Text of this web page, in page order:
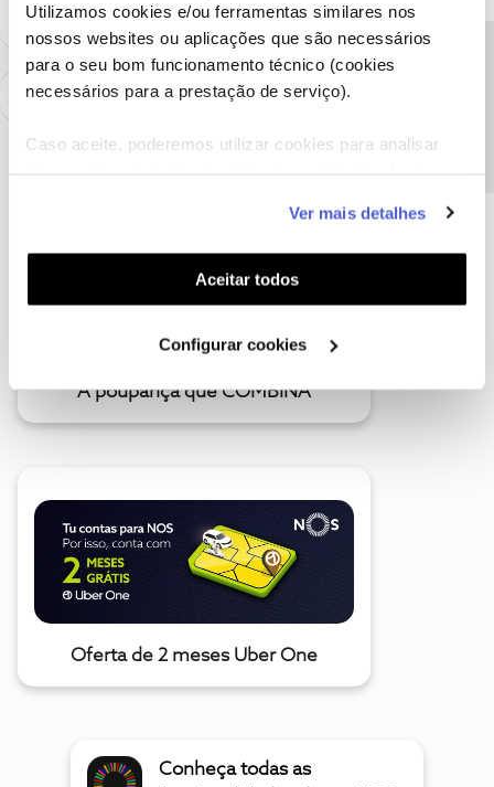
Utilizamos cookies e/ou ferramentas similares nos
nossos websites ou aplicações que são necessários
para o seu bom funcionamento técnico (cookies
necessários para a prestação de serviço).
Caso aceite, poderemos utilizar cookies para analisar
funcionalidades (cookies de personalização e
funcionalidade) e adaptar anúncios aos seus interesses
(cookies de publicidade personalizada). Pode gerir a
utilização dos cookies clicando em "Configurar
Ver mais detalhes
Aceitar todos
Configurar cookies
A poupança que COMBINA
Oferta de 2 meses Uber One
Conheça todas as